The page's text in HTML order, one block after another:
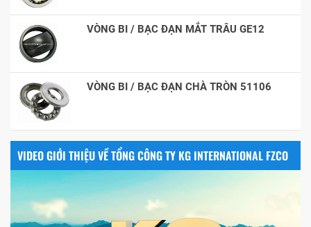
VÒNG BI / BẠC ĐẠN MẮT TRÂU GE12
VÒNG BI / BẠC ĐẠN CHÀ TRÒN 51106
VIDEO GIỚI THIỆU VỀ TỔNG CÔNG TY KG INTERNATIONAL FZCO